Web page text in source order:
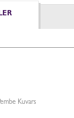
Kuvars